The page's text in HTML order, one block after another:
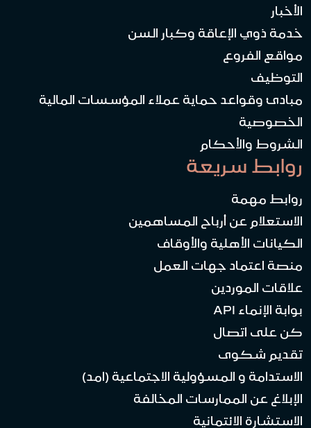
الأخبار
خدمة ذوي الإعاقة وكبار السن
مواقع الفروع
التوظيف
مبادئ وقواعد حماية عملاء المؤسسات المالية
الخصوصية
الشروط والأحكام
روابط سريعة
روابط مهمة
الاستعلام عن أرباح المساهمين
الكيانات الأهلية والأوقاف
منصة اعتماد جهات العمل
علاقات الموردين
بوابة الإنماء API
كن على اتصال
تقديم شكوى
الاستدامة و المسؤولية الاجتماعية (امد)
الإبلاغ عن الممارسات المخالفة
الاستشارة الائتمانية